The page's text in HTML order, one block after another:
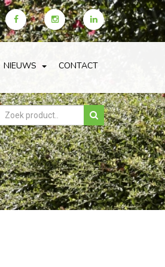
NIEUWS CONTACT